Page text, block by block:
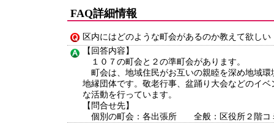
FAQ詳細情報
区内にはどのような町会があるのか教えて欲しい
【回答内容】
１０７の町会と２の準町会があります。
町会は、地域住民がお互いの親睦を深め地域
地縁団体です。敬老行事、盆踊り大会などのイ
な活動を行っています。
【問合せ先】
個別の町会：各出張所 全般：区役所２階コ